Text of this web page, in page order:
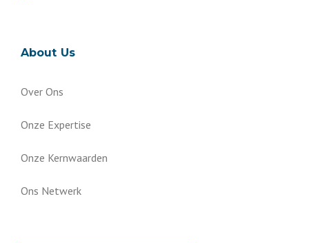
About Us
Over Ons
Onze Expertise
Onze Kernwaarden
Ons Netwerk